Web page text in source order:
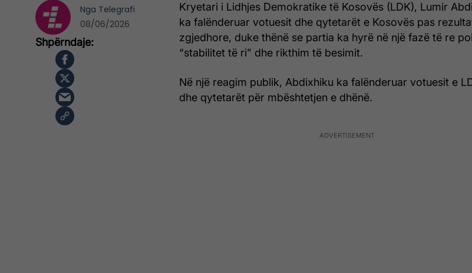
Kryetari i Lidhjes Demokratike të Kosovës (LDK), Lumir
ka falënderuar votuesit dhe qytetarët e Kosovës pas
zgjedhore, duke thënë se partia ka hyrë në një fazë të re
“stabilitet të ri” dhe rikthim të besimit.
Në një reagim publik, Abdixhiku ka falënderuar votuesit e
dhe qytetarët për mbështetjen e dhënë.
Nga Telegrafi
08/06/2026